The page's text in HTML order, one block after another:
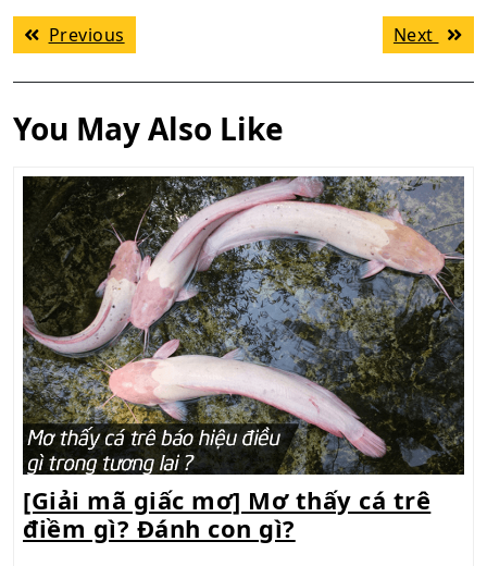
Điều
hướng
bài
viết
Previous
post:
Next
Next
post:
You May Also Like
[Giải mã giấc mơ] Mơ thấy cá trê
điềm gì? Đánh con gì?